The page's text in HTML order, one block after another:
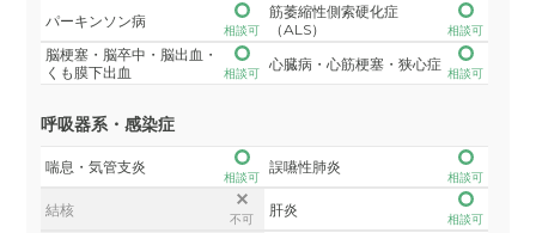
パーキンソン病
相談可
筋萎縮性側索硬化症
（ALS）
相談可
脳梗塞・脳卒中・脳出血・
くも膜下出血
相談可
心臓病・心筋梗塞・狭心症
相談可
呼吸器系・感染症
喘息・気管支炎
相談可
誤嚥性肺炎
相談可
結核
不可
肝炎
相談可